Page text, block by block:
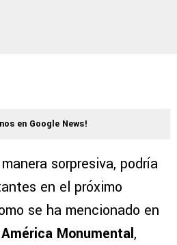
en Google News!
sorpresiva, podría
en el próximo
se ha mencionado en
América Monumental,